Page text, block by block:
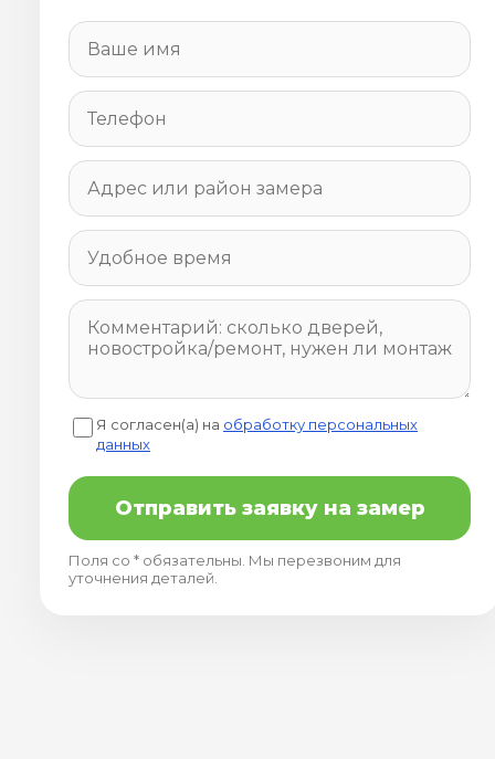
Я согласен(а) на обработку персональных
данных
Отправить заявку на замер
Поля со * обязательны. Мы перезвоним для
уточнения деталей.